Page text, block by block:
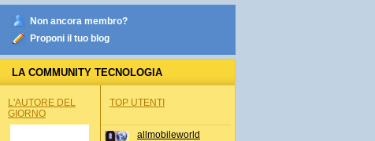
Non ancora membro?
Proponi il tuo blog
LA COMMUNITY TECNOLOGIA
L'AUTORE DEL
GIORNO
TOP UTENTI
allmobileworld